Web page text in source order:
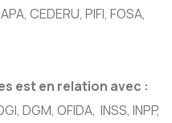
CEDERU, PIFI, FOSA,
est en relation avec :
DGM, OFIDA, INSS, INPP,